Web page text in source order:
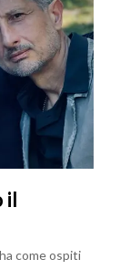
il
come ospiti